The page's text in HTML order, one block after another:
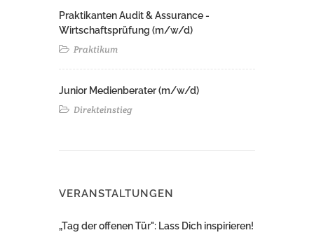
Praktikanten Audit & Assurance -
Wirtschaftsprüfung (m/w/d)
Praktikum
Junior Medienberater (m/w/d)
Direkteinstieg
VERANSTALTUNGEN
„Tag der offenen Tür": Lass Dich inspirieren!